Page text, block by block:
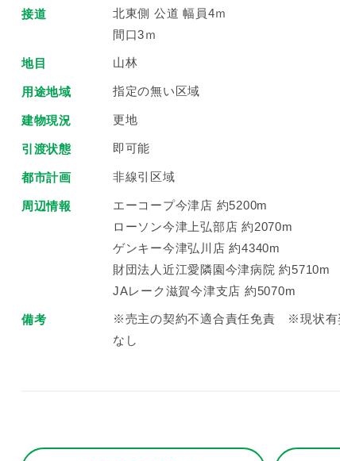
接道
北東側 公道 幅員4ｍ
間口3ｍ
地目 山林
用途地域 指定の無い区域
建物現況 更地
引渡状態 即可能
都市計画 非線引区域
周辺情報
エーコープ今津店 約5200m
ローソン今津上弘部店 約2070m
ゲンキー今津弘川店 約4340m
財団法人近江愛隣園今津病院 約5710m
JAレーク滋賀今津支店 約5070m
備考
※売主の契約不適合責任免責 ※現状
なし